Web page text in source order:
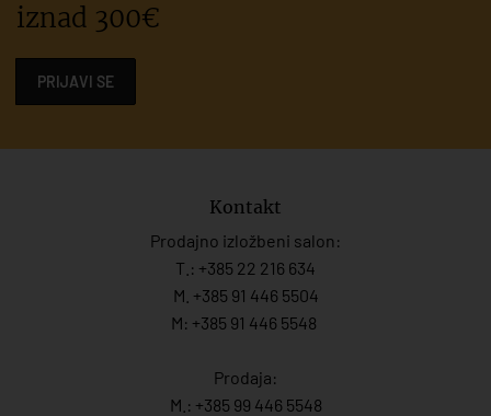
iznad 300€
PRIJAVI SE
Kontakt
Prodajno izložbeni salon:
T.: +385 22 216 634
M. +385 91 446 5504
M: +385 91 446 5548
Prodaja:
M.: +385 99 446 5548